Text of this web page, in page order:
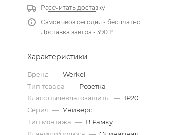
Рассчитать доставку
Самовывоз сегодня - бесплатно
Доставка завтра - 390 ₽
Характеристики
Бренд — Werkel
Тип товара — Розетка
Класс пылевлагозащиты — IP20
Серия — Универс
Тип монтажа — В Рамку
Клавиши/полюса — Одинарная